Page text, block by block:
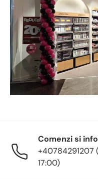
Comenzi si
+40784291207
17:00)